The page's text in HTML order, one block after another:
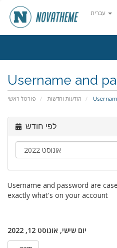
Username and
פורטל ראשי הודעות וחדשות
לפי חודש
Username and password are
exactly what's on your account
יום שישי, אוגוסט 12, 2022